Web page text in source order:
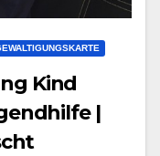
Kind
|